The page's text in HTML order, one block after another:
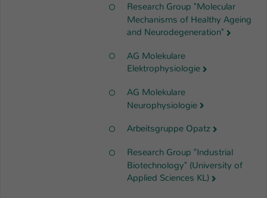
Research Group "Molecular
Mechanisms of Healthy Ageing
and Neurodegeneration"
AG Molekulare
Elektrophysiologie
AG Molekulare
Neurophysiologie
Arbeitsgruppe Opatz
Research Group "Industrial
Biotechnology" (University of
Applied Sciences KL)